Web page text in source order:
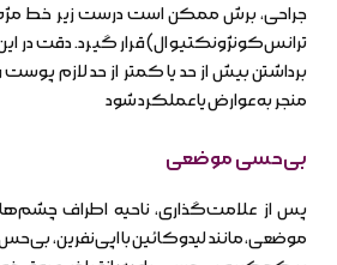
جراحی، برش ممکن است درست زیر خط مژه
ترانس‌کونژونکتیوال) قرار گیرد. دقت در
برداشتن بیش از حد یا کمتر از حد لازم
منجر به عوارض یا عملکرد شود
بی‌حسی موضعی
پس از علامت‌گذاری، ناحیه اطراف
موضعی، مانند لیدوکائین با اپی‌نفرین،